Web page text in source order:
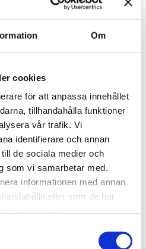
Om
cookies
för att anpassa innehållet
tillhandahålla funktioner
vår trafik. Vi
identifierare och annan
de sociala medier och
som vi samarbetar med.
informationen med annan
eller som de har
på ca 18kvm.
stugor (2023/2024) med
altan under tak mm
i närliggande servicehus